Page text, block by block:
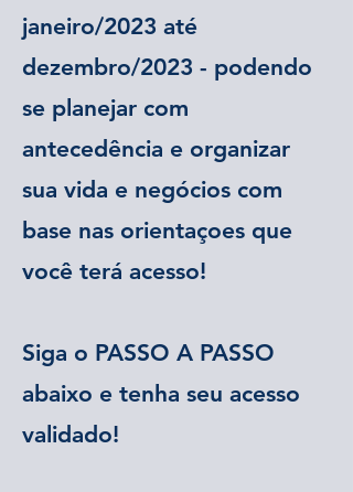
janeiro/2023 até
dezembro/2023 - podendo
se planejar com
antecedência e organizar
sua vida e negócios com
base nas orientaçoes que
você terá acesso!
Siga o PASSO A PASSO
abaixo e tenha seu acesso
validado!